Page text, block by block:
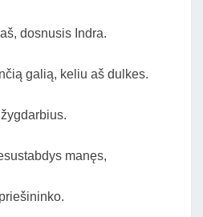
dosnusis Indra.
galią, keliu aš dulkes.
manęs,